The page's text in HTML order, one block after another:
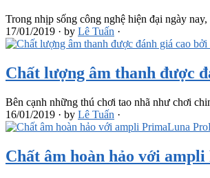
Trong nhịp sống công nghệ hiện đại ngày
17/01/2019 · by Lê Tuấn ·
Chất lượng âm thanh được
Bên cạnh những thú chơi tao nhã như chơi
16/01/2019 · by Lê Tuấn ·
Chất âm hoàn hảo với